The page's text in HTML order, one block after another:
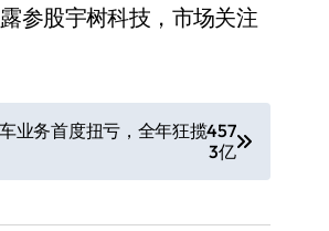
参股宇树科技，市场关注
业务首度扭亏，全年狂揽457
3亿